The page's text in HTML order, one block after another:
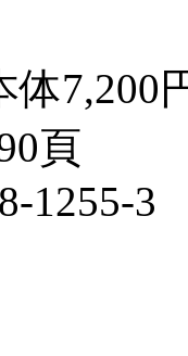
体7,200
頁
1255-3